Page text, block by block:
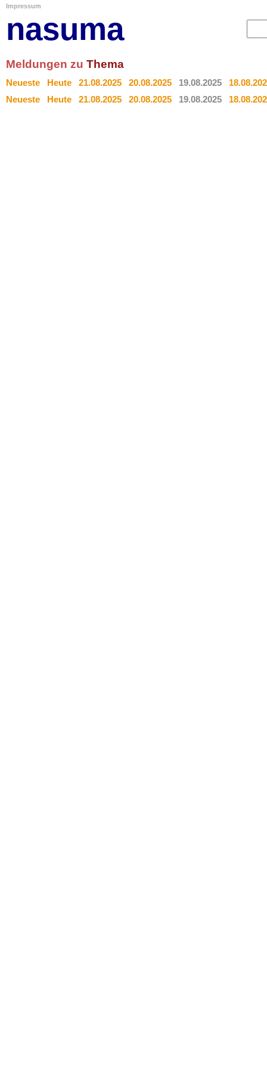
Impressum
nasuma
Meldungen zu Thema
Neueste Heute 21.08.2025 20.08.2025 19.08.2025
Neueste
Heute 21.08.2025 20.08.2025 19.08.2025